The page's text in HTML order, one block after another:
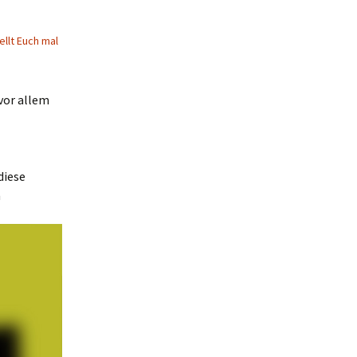
Euch mal
allem